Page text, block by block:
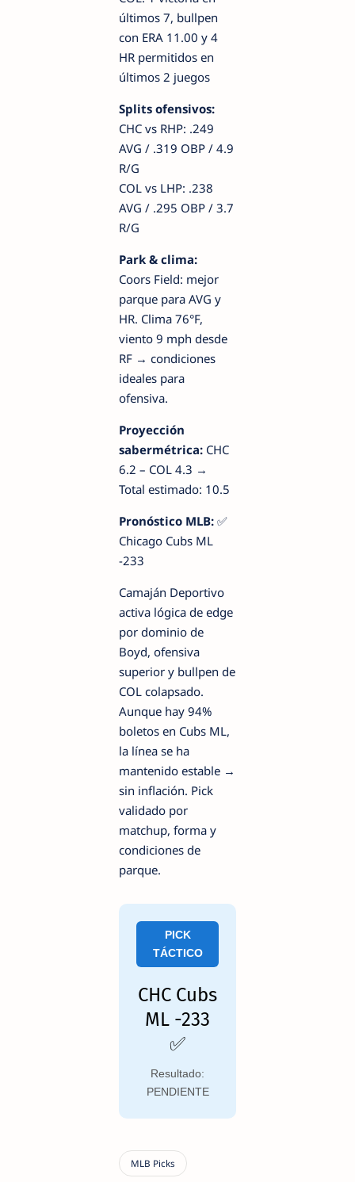
últimos 7, bullpen
con ERA 11.00 y 4
HR permitidos en
últimos 2 juegos
Splits ofensivos:
CHC vs RHP: .249
AVG / .319 OBP / 4.9
R/G
COL vs LHP: .238
AVG / .295 OBP / 3.7
R/G
Park & clima:
Coors Field: mejor
parque para AVG y
HR. Clima 76°F,
viento 9 mph desde
RF → condiciones
ideales para
ofensiva.
Proyección
sabermétrica: CHC
6.2 – COL 4.3 →
Total estimado: 10.5
Pronóstico MLB: ✅
Chicago Cubs ML
-233
Camaján Deportivo
activa lógica de edge
por dominio de
Boyd, ofensiva
superior y bullpen de
COL colapsado.
Aunque hay 94%
boletos en Cubs ML,
la línea se ha
mantenido estable →
sin inflación. Pick
validado por
matchup, forma y
condiciones de
parque.
PICK
TÁCTICO
CHC Cubs
ML -233
✅
Resultado:
PENDIENTE